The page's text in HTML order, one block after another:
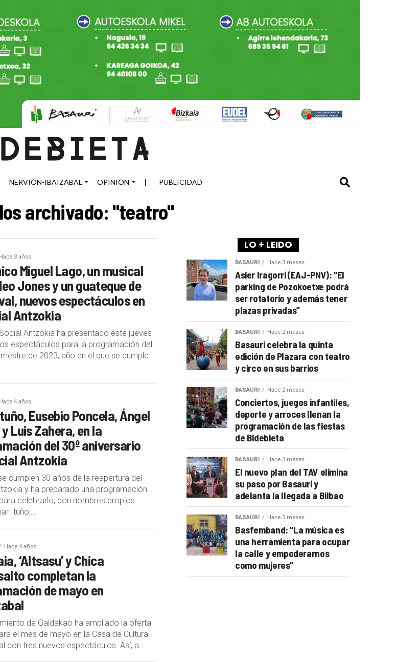
NERVIÓN-IBAIZABAL OPINIÓN | PUBLICIDAD
archivado: "teatro"
Hace 3 años
Miguel Lago, un musical
Jones y un guateque de
nuevos espectáculos en
Antzokia
Antzokia ha presentado este jueves
espectáculos para la programación del
de 2023, año en el que se cumple
Hace 4 años
Eusebio Poncela, Ángel
Luis Zahera, en la
del 30º aniversario
Antzokia
cumplen 30 años de la reapertura del
y ha preparado una programación
celebrarlo, con nombres propios
Ituño,...
Hace 4 años
‘Altsasu’ y Chica
completan la
de mayo en
de Galdakao ha ampliado la oferta
el mes de mayo en la Casa de Cultura
con tres nuevos espectáculos. Así, a...
LO + LEIDO
BASAURI Hace 3 meses
Asier Iragorri (EAJ-PNV): “El
parking de Pozokoetxe podrá
ser rotatorio y además tener
plazas privadas”
BASAURI Hace 2 meses
Basauri celebra la quinta
edición de Plazara con teatro
y circo en sus barrios
BASAURI Hace 2 meses
Conciertos, juegos infantiles,
deporte y arroces llenan la
programación de las fiestas
de Bidebieta
BASAURI Hace 3 meses
El nuevo plan del TAV elimina
su paso por Basauri y
adelanta la llegada a Bilbao
BASAURI Hace 3 meses
Basfemband: “La música es
una herramienta para ocupar
la calle y empoderarnos
como mujeres”